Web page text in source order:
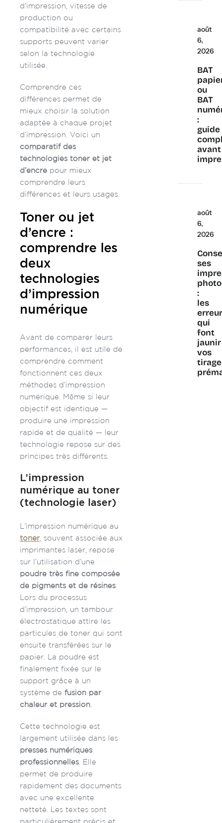
d’impression, vitesse de
production ou
compatibilité avec certains
supports peuvent varier
selon la technologie
utilisée.
Comprendre ces
différences permet de
mieux choisir la solution
adaptée à chaque projet
d’impression. Voici un
comparatif des
technologies toner et jet
d’encrepour mieux
comprendre leurs
différences et leurs usages.
Toner ou jet
d’encre :
comprendre les
deux
technologies
d’impression
numérique
Avant de comparer leurs
performances, il est utile de
comprendre comment
fonctionnent ces deux
méthodes d’impression
numérique. Même si leur
objectif est identique —
produire une impression
rapide et de qualité — leur
technologie repose sur des
principes très différents.
L’impression
numérique au toner
(technologie laser)
L’impression numérique au
toner, souvent associée aux
imprimantes laser, repose
sur l’utilisation d’une
poudre très fine composée
de pigments et de résines.
Lors du processus
d’impression, un tambour
électrostatique attire les
particules de toner qui sont
ensuite transférées sur le
papier. La poudre est
finalement fixée sur le
support grâce à un
système de fusion par
chaleur et pression.
Cette technologie est
largement utilisée dans les
presses numériques
professionnelles. Elle
permet de produire
rapidement des documents
avec une excellente
netteté. Les textes sont
particulièrement précis et
août
6,
2026
BAT
ou
BAT
:
guide
avant
août
6,
2026
ses
photo
:
les
qui
font
jaunir
vos